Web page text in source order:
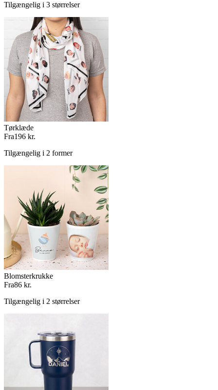
Tilgængelig i 3 størrelser
Tørklæde
Fra196 kr.
Tilgængelig i 2 former
Blomsterkrukke
Fra86 kr.
Tilgængelig i 2 størrelser